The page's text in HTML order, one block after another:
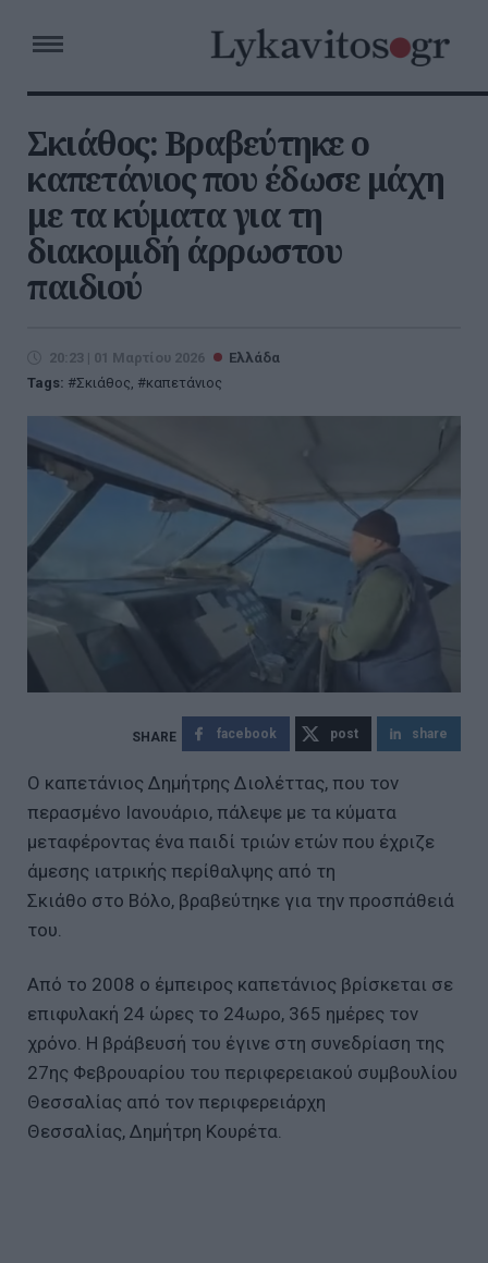
Σκιάθος: Βραβεύτηκε ο
καπετάνιος που έδωσε μάχη
με τα κύματα για τη
διακομιδή άρρωστου
παιδιού
20:23 | 01 Μαρτίου 2026
Ελλάδα
Tags:
Σκιάθος, καπετάνιος
facebook post share
Ο καπετάνιος Δημήτρης Διολέττας, που τον
περασμένο Ιανουάριο, πάλεψε με τα κύματα
μεταφέροντας ένα παιδί τριών ετών που έχριζε
άμεσης ιατρικής περίθαλψης από τη
Σκιάθο στο Βόλο, βραβεύτηκε για την προσπάθειά
του.
Από το 2008 ο έμπειρος καπετάνιος βρίσκεται σε
επιφυλακή 24 ώρες το 24ωρο, 365 ημέρες τον
χρόνο. Η βράβευσή του έγινε στη συνεδρίαση της
27ης Φεβρουαρίου του περιφερειακού συμβουλίου
Θεσσαλίας από τον περιφερειάρχη
Θεσσαλίας, Δημήτρη Κουρέτα.